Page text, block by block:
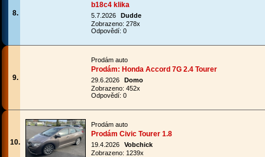
8.
b18c4 klika
5.7.2026
Dudde
Zobrazeno: 278x
Odpovědí: 0
9.
Prodám auto
Prodám: Honda Accord 7G 2.4 Tourer
29.6.2026
Domo
Zobrazeno: 452x
Odpovědí: 0
10.
Prodám auto
Prodám Civic Tourer 1.8
19.4.2026
Vobchick
Zobrazeno: 1239x